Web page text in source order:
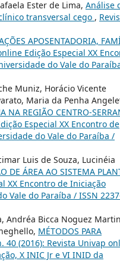
Ester de Lima, Análise
transversal cego ,
APOSENTADORIA,
Edição Especial XX
do Vale do
Muniz, Horácio Vicente
Maria da Penha
NA REGIÃO CENTRO-
Especial XX Encontro de
do Vale do Paraíba /
Luis de Souza, Lucinéia
DE ÁREA AO SISTEMA
XX Encontro de Iniciação
Vale do Paraíba / ISSN
Andréa Bicca Noguez
MÉTODOS PARA
40 (2016): Revista Univap
X INIC Jr e VI INID da